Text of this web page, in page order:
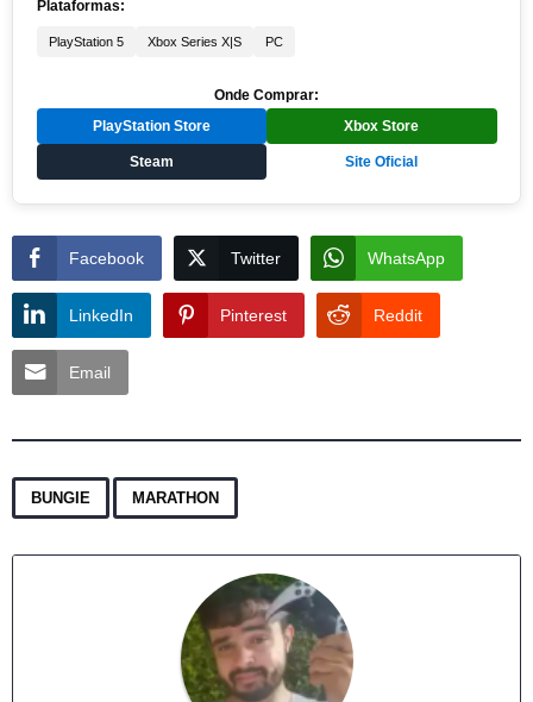
Plataformas:
PlayStation 5 Xbox Series X|S PC
Onde Comprar:
PlayStation Store Xbox Store
Steam Site Oficial
Facebook Twitter WhatsApp
LinkedIn Pinterest Reddit
Email
BUNGIE MARATHON